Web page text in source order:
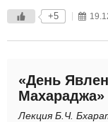
+5
«День
Махараджа»
Лекция Б.Ч.